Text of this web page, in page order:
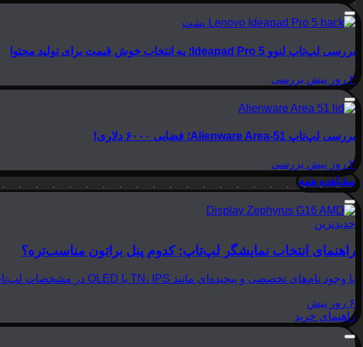
بررسی لپ‌تاپ لنوو Ideapad Pro 5؛ یه انتخاب خوش قیمت برای تولید محتوا
۲ روز پیش بررسی
بررسی لپ‌تاپ Alienware Area-51؛ فضایی ۶۰۰۰ دلاری!
۲ روز پیش
بررسی
مشاهده همه
جدیدترین
راهنمای انتخاب نمایشگر لپ‌تاپ: کدوم پنل براتون مناسب‌تره؟
با وجود نام‌های تخصصی و پیچیده‌ای مانند TN، IPS یا OLED در مشخصات لپ‌تاپ‌ها، انتخاب نمایشگر مناسب می‌تواند بسیار گیج‌کننده باشد. در این مقاله از بینوشا، قصد داریم به زبانی…
۶ روز پیش
راهنمای خرید